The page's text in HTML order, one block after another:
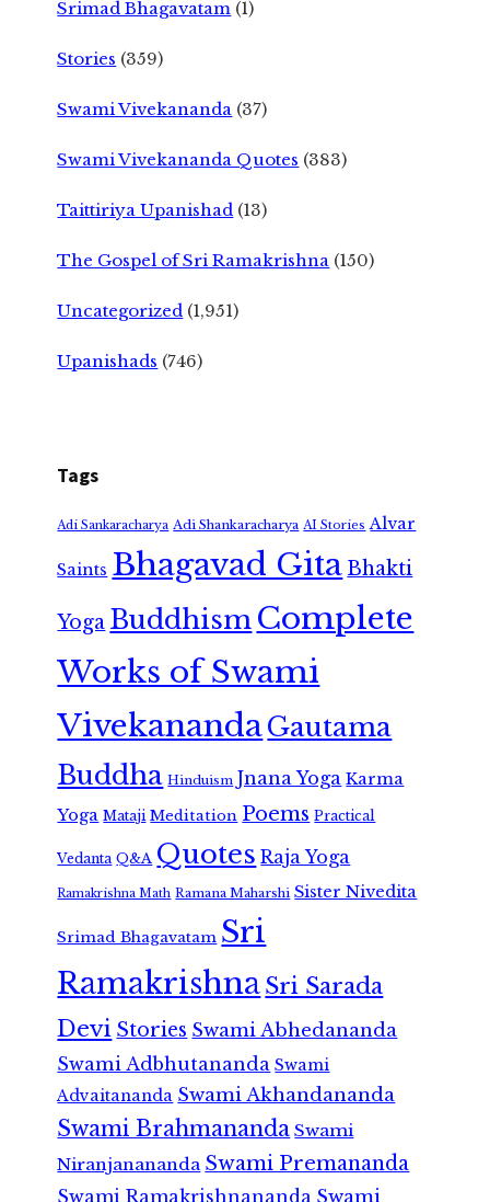
Srimad Bhagavatam (1)
Stories (359)
Swami Vivekananda (37)
Swami Vivekananda Quotes (383)
Taittiriya Upanishad (13)
The Gospel of Sri Ramakrishna (150)
Uncategorized (1,951)
Upanishads (746)
Tags
Adi Sankaracharya Adi Shankaracharya AI Stories Alvar
Saints Bhagavad GitaBhakti
Yoga Buddhism Complete
Works of Swami
VivekanandaGautama
Buddha Hinduism Jnana Yoga Karma
Yoga Mataji Meditation Poems Practical
Vedanta Q&A Quotes Raja Yoga
Ramakrishna Math Ramana Maharshi Sister Nivedita
Srimad Bhagavatam Sri
RamakrishnaSri Sarada
Devi Stories Swami Abhedananda
Swami Adbhutananda Swami
Advaitananda Swami Akhandananda
Swami Brahmananda Swami
Niranjanananda Swami Premananda
Swami Ramakrishnananda Swami